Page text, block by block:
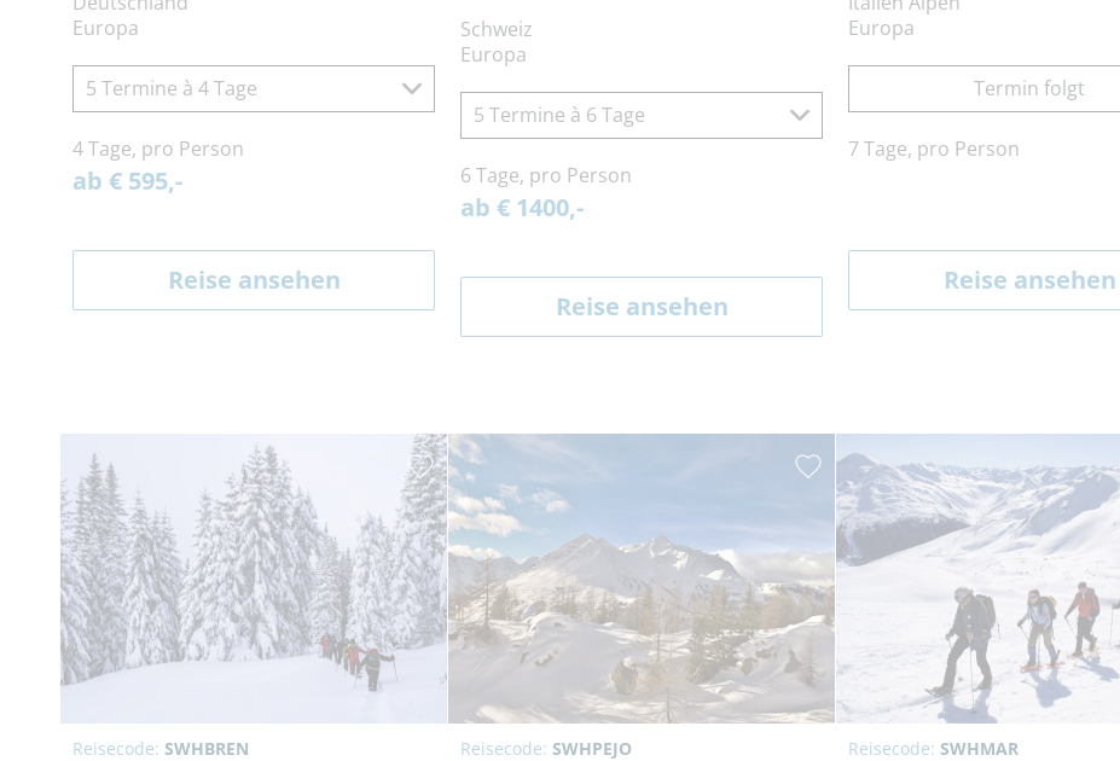
Europa
5 Termine à 4 Tage
4 Tage, pro Person
ab € 595,-
Reise ansehen
Schweiz
Europa
5 Termine à 6 Tage
6 Tage, pro Person
ab € 1400,-
Reise ansehen
Europa
Termin folgt
7 Tage, pro Person
Reise ansehen
Reisecode: SWHBREN Reisecode: SWHPEJO Reisecode: SWHMAR